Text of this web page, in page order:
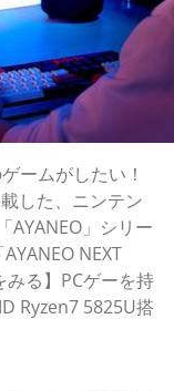
ームがしたい！
した、ニンテン
AYANEO」シリー
NEXT
る】PCゲーを持
Ryzen7 5825U搭